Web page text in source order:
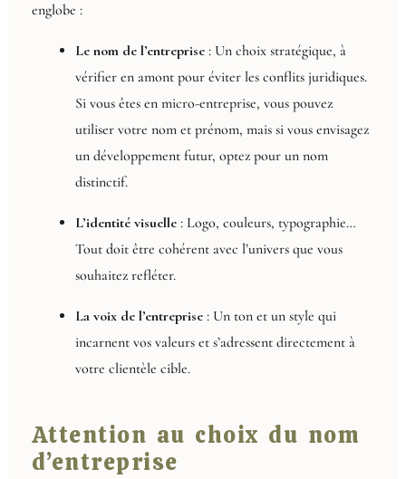
englobe :
Le nom de l’entreprise: Un choix stratégique, à
vérifier en amont pour éviter les conflits juridiques.
Si vous êtes en micro-entreprise, vous pouvez
utiliser votre nom et prénom, mais si vous envisagez
un développement futur, optez pour un nom
distinctif.
L’identité visuelle: Logo, couleurs, typographie…
Tout doit être cohérent avec l’univers que vous
souhaitez refléter.
La voix de l’entreprise: Un ton et un style qui
incarnent vos valeurs et s’adressent directement à
votre clientèle cible.
Attention au choix du nom
d’entreprise